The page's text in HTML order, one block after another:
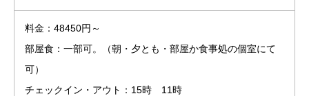
料金：48450円～
部屋食：一部可。（朝・夕とも・部屋か食事処の個室にて
可）
チェックイン・アウト：15時 11時